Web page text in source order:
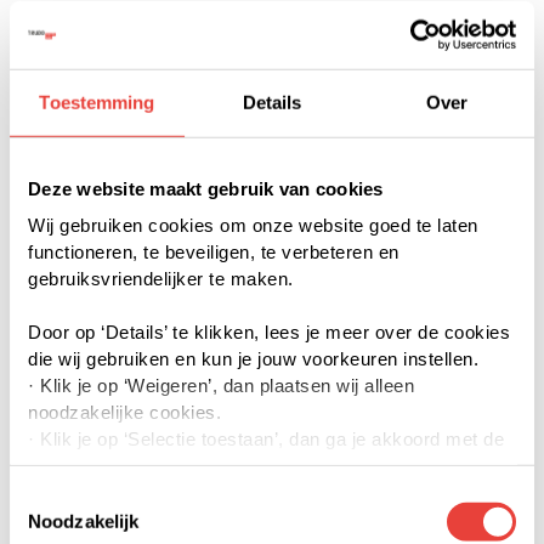
Toestemming Details Over
Deze website maakt gebruik van cookies
Wij gebruiken cookies om onze website goed te laten
functioneren, te beveiligen, te verbeteren en
gebruiksvriendelijker te maken.
Door op ‘Details’ te klikken, lees je meer over de cookies
die wij gebruiken en kun je jouw voorkeuren instellen.
· Klik je op ‘Weigeren’, dan plaatsen wij alleen
noodzakelijke cookies.
· Klik je op ‘Selectie toestaan’, dan ga je akkoord met de
door jouw aangevinkte cookies. Je kunt meer lezen over
· Klik je op ‘Accepteren’, dan ga je akkoord met het
Noodzakelijk
veel buitenruimte in de vorm van terrassen en
balkons.
Slimme duo-woningen
Het woonhof Hollands Licht kent een
diversiteit aan woningen. Uniek zijn de 34
‘duo-woningen’. Dit zijn in elkaar vervlochten,
diepe begane grond en daarboven twee zeer
brede rug-aan-rug-verdiepingen. Alle duo-
woningen waren binnen de kortste keren met
appartementen, wat kleinere woningen met